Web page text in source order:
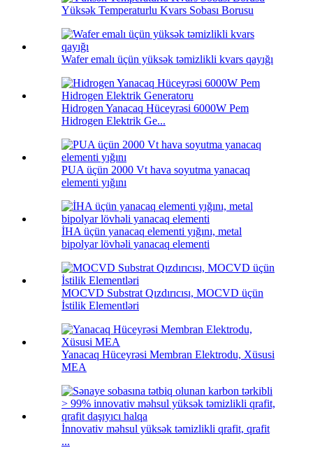
Yüksək Temperaturlu Kvars Sobası Borusu
Wafer emalı üçün yüksək təmizlikli kvars qayığı
Hidrogen Yanacaq Hüceyrəsi 6000W Pem
Hidrogen Elektrik Ge...
PUA üçün 2000 Vt hava soyutma yanacaq
elementi yığını
İHA üçün yanacaq elementi yığını, metal
bipolyar lövhəli yanacaq elementi
MOCVD Substrat Qızdırıcısı, MOCVD üçün
İstilik Elementləri
Yanacaq Hüceyrəsi Membran Elektrodu, Xüsusi
MEA
İnnovativ məhsul yüksək təmizlikli qrafit, qrafit
...